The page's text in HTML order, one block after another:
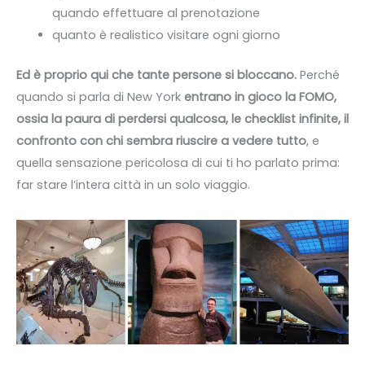
quando effettuare al prenotazione
quanto è realistico visitare ogni giorno
Ed è proprio qui che tante persone si bloccano. Perché
quando si parla di New York entrano in gioco la FOMO,
ossia la paura di perdersi qualcosa, le checklist infinite, il
confronto con chi sembra riuscire a vedere tutto, e
quella sensazione pericolosa di cui ti ho parlato prima:
far stare l’intera città in un solo viaggio.